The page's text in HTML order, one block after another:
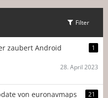
Filter
zaubert Android
1
28. April 2023
von euronavmaps
21